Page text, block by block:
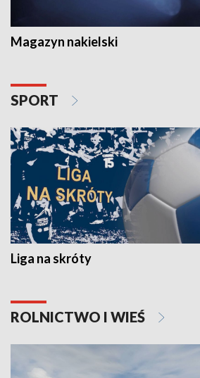
Magazyn nakielski
SPORT
Liga na skróty
ROLNICTWO I WIEŚ